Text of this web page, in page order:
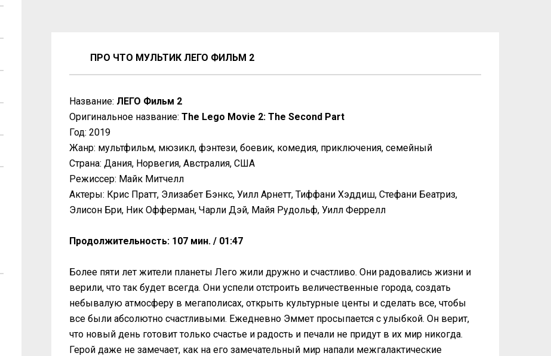
ПРО ЧТО МУЛЬТИК ЛЕГО ФИЛЬМ 2
Название: ЛЕГО Фильм 2
Оригинальное название: The Lego Movie 2: The Second Part
Год: 2019
Жанр: мультфильм, мюзикл, фэнтези, боевик, комедия, приключения, семейный
Страна: Дания, Норвегия, Австралия, США
Режиссер: Майк Митчелл
Актеры: Крис Пратт, Элизабет Бэнкс, Уилл Арнетт, Тиффани Хэддиш, Стефани Беатриз,
Элисон Бри, Ник Офферман, Чарли Дэй, Майя Рудольф, Уилл Феррелл
Продолжительность: 107 мин. / 01:47
Более пяти лет жители планеты Лего жили дружно и счастливо. Они радовались жизни и
верили, что так будет всегда. Они успели отстроить величественные города, создать
небывалую атмосферу в мегаполисах, открыть культурные центы и сделать все, чтобы
все были абсолютно счастливыми. Ежедневно Эммет просыпается с улыбкой. Он верит,
что новый день готовит только счастье и радость и печали не придут в их мир никогда.
Герой даже не замечает, как на его замечательный мир напали межгалактические